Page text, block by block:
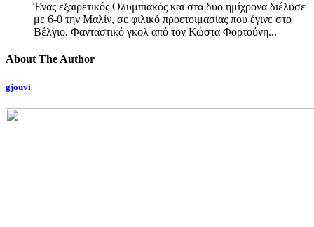
Ένας εξαιρετικός Ολυμπιακός και στα δυο ημίχρονα διέλυσε
με 6-0 την Μαλίν, σε φιλικό προετοιμασίας που έγινε στο
Βέλγιο. Φανταστικό γκολ από τον Κώστα Φορτούνη...
About The Author
gjouvi